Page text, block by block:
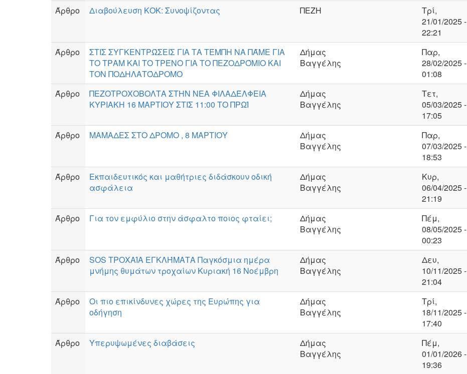
Άρθρο
Διαβούλευση ΚΟΚ: Συνοψίζοντας ΠΕΖΗ
Τρί,
21/01/2025 -
22:21
Άρθρο
ΣΤΙΣ ΣΥΓΚΕΝΤΡΏΣΕΙΣ ΓΙΑ ΤΑ ΤΈΜΠΗ ΝΑ ΠΆΜΕ ΓΙΑ
ΤΟ ΤΡΑΜ ΚΑΙ ΤΟ ΤΡΈΝΟ ΓΙΑ ΤΟ ΠΕΖΟΔΡΌΜΙΟ ΚΑΙ
ΤΟΝ ΠΟΔΗΛΑΤΌΔΡΟΜΟ
Δήμας
Βαγγέλης
Παρ,
28/02/2025 -
01:08
Άρθρο
ΠΕΖΟΤΡΟΧΟΒΟΛΤΑ ΣΤΗΝ ΝΕΑ ΦΙΛΑΔΈΛΦΕΙΑ
ΚΥΡΙΑΚΗ 16 ΜΑΡΤΙΟΥ ΣΤΙΣ 11:00 ΤΟ ΠΡΩΊ
Δήμας
Βαγγέλης
Τετ,
05/03/2025 -
17:05
Άρθρο
ΜΑΜΑΔΕΣ ΣΤΟ ΔΡΟΜΟ , 8 ΜΑΡΤΙΟΥ
Δήμας
Βαγγέλης
Παρ,
07/03/2025 -
18:53
Άρθρο
Εκπαιδευτικός και μαθήτριες διδάσκουν οδική
ασφάλεια
Δήμας
Βαγγέλης
Κυρ,
06/04/2025 -
21:19
Άρθρο
Για τον εμφύλιο στην άσφαλτο ποιος φταίει;
Δήμας
Βαγγέλης
Πέμ,
08/05/2025 -
00:23
Άρθρο
SOS ΤΡΟΧΑΊΑ ΕΓΚΛΉΜΑΤΑ Παγκόσμια ημέρα
μνήμης θυμάτων τροχαίων Κυριακή 16 Νοέμβρη
Δήμας
Βαγγέλης
Δευ,
10/11/2025 -
21:04
Άρθρο
Οι πιο επικίνδυνες χώρες της Ευρώπης για
οδήγηση
Δήμας
Βαγγέλης
Τρί,
18/11/2025 -
17:40
Άρθρο
Υπερυψωμένες διαβάσεις
Δήμας
Βαγγέλης
Πέμ,
01/01/2026 -
19:36